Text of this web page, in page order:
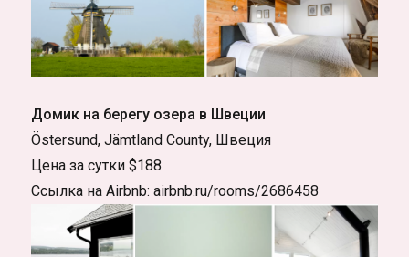
Домик на берегу озера в Швеции
Östersund, Jämtland County, Швеция
Цена за сутки $188
Ссылка на Airbnb: airbnb.ru/rooms/2686458